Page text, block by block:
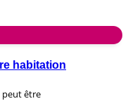
habitation
peut être